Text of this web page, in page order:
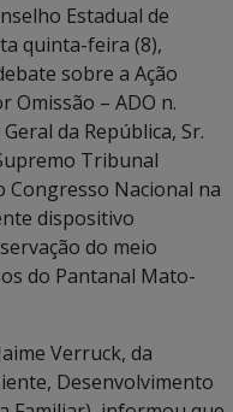
Estadual de
quinta-feira (8),
sobre a Ação
Omissão – ADO n.
da República, Sr.
Tribunal
Congresso Nacional na
dispositivo
do meio
do Pantanal Mato-
Verruck, da
Desenvolvimento